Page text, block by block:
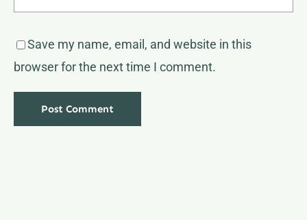
Save my name, email, and website in this
browser for the next time I comment.